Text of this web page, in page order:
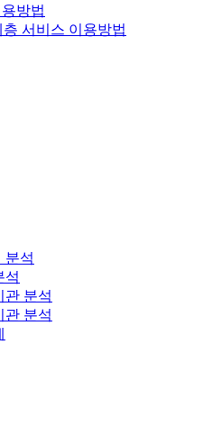
방법
서비스 이용방법
분석
석
관 분석
관 분석